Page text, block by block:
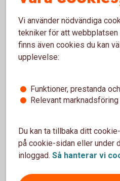
Så fungerar
Varning för
betalningar.
företagsapp där ni kan se
realtid.
Vi använder nödvändiga
tekniker för att
finns även cookies du kan
upplevelse:
Funktioner, prestanda
Relevant marknadsföring
Du kan ta tillbaka ditt
på cookie-sidan eller under
inloggad. Så hanterar vi